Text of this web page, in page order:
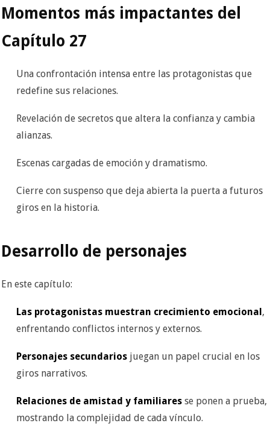
Momentos más impactantes del
Capítulo 27
Una confrontación intensa entre las protagonistas que
redefine sus relaciones.
Revelación de secretos que altera la confianza y cambia
alianzas.
Escenas cargadas de emoción y dramatismo.
Cierre con suspenso que deja abierta la puerta a futuros
giros en la historia.
Desarrollo de personajes
En este capítulo:
Las protagonistas muestran crecimiento emocional,
enfrentando conflictos internos y externos.
Personajes secundarios juegan un papel crucial en los
giros narrativos.
Relaciones de amistad y familiares se ponen a prueba,
mostrando la complejidad de cada vínculo.